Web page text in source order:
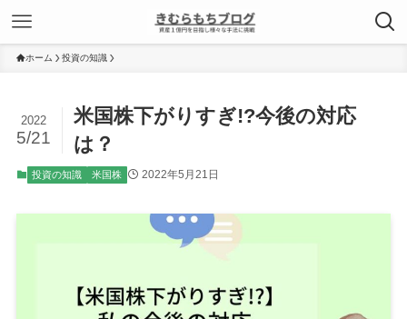
ホーム 投資の知識
米国株下がりすぎ!?今後の対応
は？
2022
5/21
投資の知識 米国株 2022年5月21日